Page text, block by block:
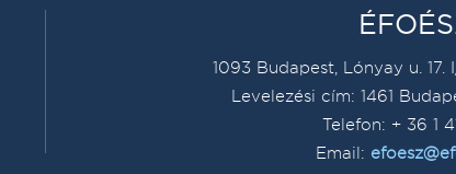
1093 Budapest, Lónyay u. 17.
Levelezési cím: 1461
Telefon: + 36 1
Email: